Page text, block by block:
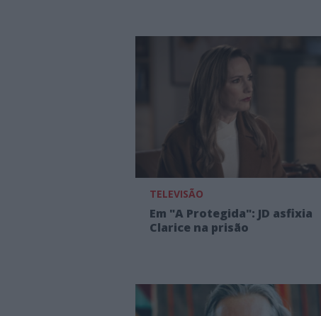
TELEVISÃO
Em "A Protegida": JD asfixia
Clarice na prisão